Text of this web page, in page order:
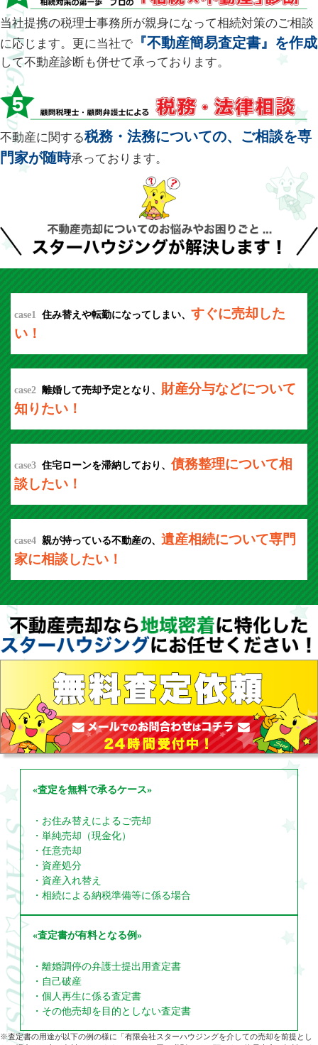
当社提携の税理士事務所が親身になって相続対策のご相談
に応じます。更に当社で 『不動産簡易査定書』を作成
して不動産診断も併せて承っております。
不動産に関する税務・法務についての、ご相談を専
門家が随時承っております。
case1 住み替えや転勤になってしまい、 すぐに売却した
い！
case2 離婚して売却予定となり、 財産分与などについて
知りたい！
case3 住宅ローンを滞納しており、 債務整理について相
談したい！
case4 親が持っている不動産の、 遺産相続について専門
家に相談したい！
«査定を無料で承るケース»
・お住み替えによるご売却
・単純売却（現金化）
・任意売却
・資産処分
・資産入れ替え
・相続による納税準備等に係る場合
«査定書が有料となる例»
・離婚調停の弁護士提出用査定書
・自己破産
・個人再生に係る査定書
・その他売却を目的としない査定書
※査定書の用途が以下の例の様に「有限会社スターハウジングを介しての売却を前提とし